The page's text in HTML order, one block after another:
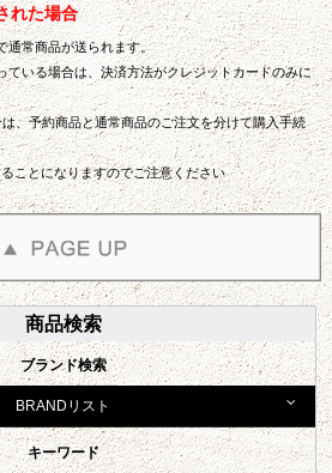
れた場合
通常商品が送られます。
ている場合は、決済方法がクレジットカードのみに
、予約商品と通常商品のご注文を分けて購入手続
ことになりますのでご注意ください
商品検索
ブランド検索
BRANDリスト
キーワード